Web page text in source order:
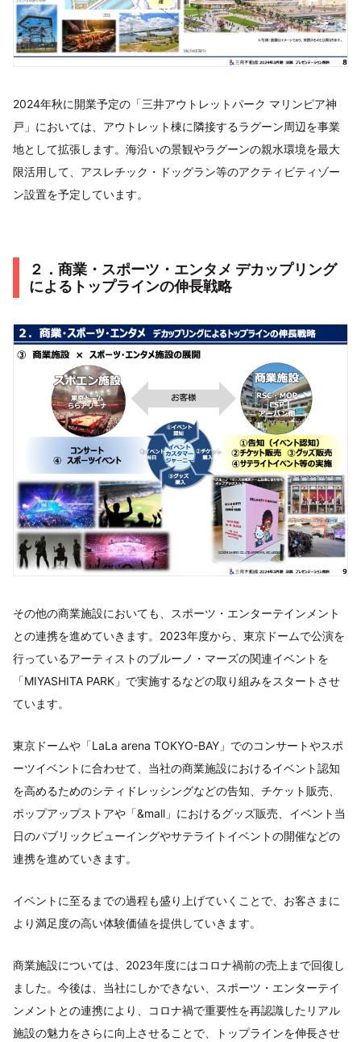
2024年秋に開業予定の「三井アウトレットパーク マリンピア神
戸」においては、アウトレット棟に隣接するラグーン周辺を事業
地として拡張します。海沿いの景観やラグーンの親水環境を最大
限活用して、アスレチック・ドッグラン等のアクティビティゾー
ン設置を予定しています。
２．商業・スポーツ・エンタメ デカップリング
によるトップラインの伸長戦略
その他の商業施設においても、スポーツ・エンターテインメント
との連携を進めていきます。2023年度から、東京ドームで公演を
行っているアーティストのブルーノ・マーズの関連イベントを
「MIYASHITA PARK」で実施するなどの取り組みをスタートさせ
ています。
東京ドームや「LaLa arena TOKYO-BAY」でのコンサートやスポ
ーツイベントに合わせて、当社の商業施設におけるイベント認知
を高めるためのシティドレッシングなどの告知、チケット販売、
ポップアップストアや「&mall」におけるグッズ販売、イベント当
日のパブリックビューイングやサテライトイベントの開催などの
連携を進めていきます。
イベントに至るまでの過程も盛り上げていくことで、お客さまに
より満足度の高い体験価値を提供していきます。
商業施設については、2023年度にはコロナ禍前の売上まで回復し
ました。今後は、当社にしかできない、スポーツ・エンターテイ
ンメントとの連携により、コロナ禍で重要性を再認識したリアル
施設の魅力をさらに向上させることで、トップラインを伸長させ